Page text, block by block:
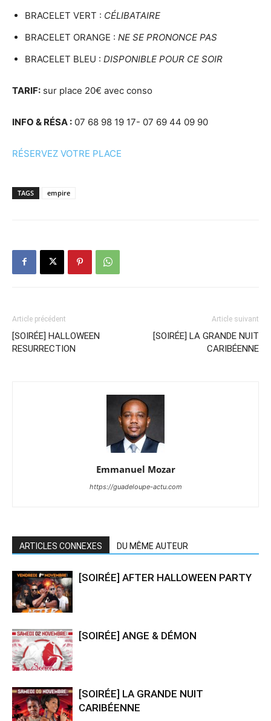
BRACELET VERT : CÉLIBATAIRE
BRACELET ORANGE : NE SE PRONONCE PAS
BRACELET BLEU : DISPONIBLE POUR CE SOIR
TARIF: sur place 20€ avec conso
INFO & RÉSA : 07 68 98 19 17- 07 69 44 09 90
RÉSERVEZ VOTRE PLACE
TAGS empire
Article précédent
[SOIRÉE] HALLOWEEN
RESURRECTION
Article suivant
[SOIRÉE] LA GRANDE NUIT
CARIBÉENNE
Emmanuel Mozar
https://guadeloupe-actu.com
ARTICLES CONNEXES DU MÊME AUTEUR
[SOIRÉE] AFTER HALLOWEEN PARTY
[SOIRÉE] ANGE & DÉMON
[SOIRÉE] LA GRANDE NUIT
CARIBÉENNE